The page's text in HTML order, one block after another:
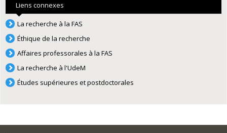
Liens connexes
La recherche à la FAS
Éthique de la recherche
Affaires professorales à la FAS
La recherche à l'UdeM
Études supérieures et postdoctorales